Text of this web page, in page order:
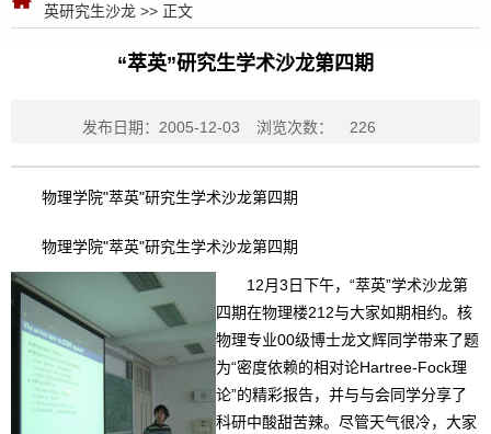
英研究生沙龙 >> 正文
“萃英”研究生学术沙龙第四期
发布日期：2005-12-03 浏览次数： 226
物理学院"萃英"研究生学术沙龙第四期
物理学院"萃英"研究生学术沙龙第四期
12月3日下午，“萃英”学术沙龙第
四期在物理楼212与大家如期相约。核
物理专业00级博士龙文辉同学带来了题
为“密度依赖的相对论Hartree-Fock理
论”的精彩报告，并与与会同学分享了
科研中酸甜苦辣。尽管天气很冷，大家